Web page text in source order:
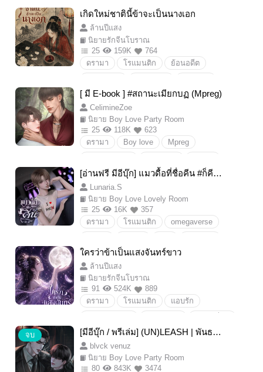
เกิดใหม่ชาตินี้ข้าจะเป็นนางเอก
ล้านปีแสง
นิยายรักจีนโบราณ
25
159K
764
ดรามา
โรแมนติก
ย้อนอดีต
ดราม่า
[ มี E-book ] #สถานะเมียกบฏ (Mpreg)
CelimineZoe
นิยาย Boy Love Party Room
25
118K
623
ดรามา
Boy love
Mpreg
ดราม่า
วายพีเรียด
18+
celiminezoe
[อ่านฟรี มีอีบุ๊ก] แมวดื้อที่ชื่อคีน #ก็คีนจ
ะเอาLunaria.S
นิยาย Boy Love Lovely Room
25
16K
357
ดรามา
โรแมนติก
omegaverse
ดราม่า
นายเอกธงแดง
นายเอกแซ่บ
พระเอกซึน
ใครว่าข้าเป็นแสงจันทร์ขาว
ล้านปีแสง
นิยายรักจีนโบราณ
91
524K
889
ดรามา
โรแมนติก
แอบรัก
แผนการ
y/n
จบ
[มีอีบุ๊ก / พรีเล่ม] (UN)LEASH | พันธะล
วงไฟ (อ่านฟรีถึงวันที่ 15/08 เวลา 23:5
9)
blvck venuz
นิยาย Boy Love Party Room
80
843K
3474